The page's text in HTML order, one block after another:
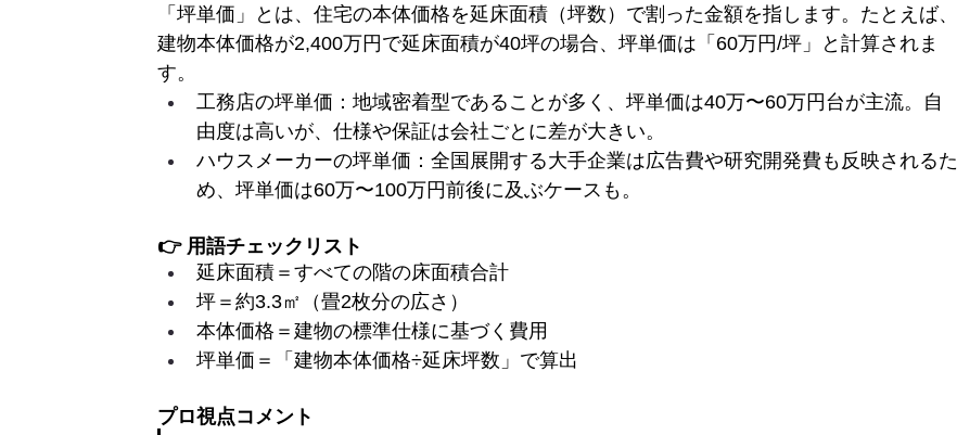
「坪単価」とは、住宅の本体価格を延床面積（坪数）で割った金額を指します。たとえば、
建物本体価格が2,400万円で延床面積が40坪の場合、坪単価は「60万円/坪」と計算されま
す。
工務店の坪単価：地域密着型であることが多く、坪単価は40万〜60万円台が主流。自
由度は高いが、仕様や保証は会社ごとに差が大きい。
ハウスメーカーの坪単価：全国展開する大手企業は広告費や研究開発費も反映されるた
め、坪単価は60万〜100万円前後に及ぶケースも。
👉 用語チェックリスト
延床面積＝すべての階の床面積合計
坪＝約3.3㎡（畳2枚分の広さ）
本体価格＝建物の標準仕様に基づく費用
坪単価＝「建物本体価格÷延床坪数」で算出
プロ視点コメント